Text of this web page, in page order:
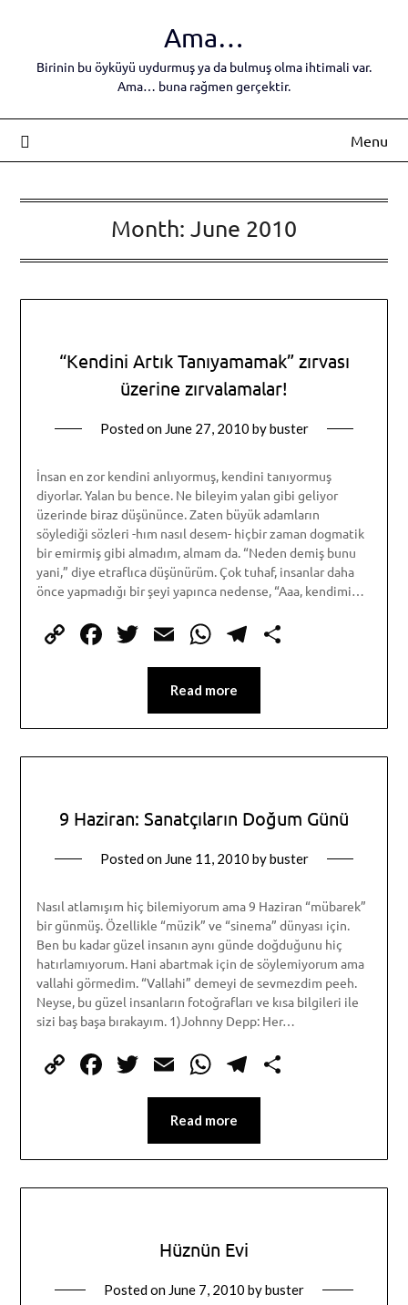
content
Ama…
Birinin bu öyküyü uydurmuş ya da bulmuş olma ihtimali var.
Ama… buna rağmen gerçektir.
Menu
Month: June 2010
“Kendini Artık Tanıyamamak” zırvası
üzerine zırvalamalar!
Posted on June 27, 2010 bybuster
İnsan en zor kendini anlıyormuş, kendini tanıyormuş
diyorlar. Yalan bu bence. Ne bileyim yalan gibi geliyor
üzerinde biraz düşününce. Zaten büyük adamların
söylediği sözleri -hım nasıl desem- hiçbir zaman dogmatik
bir emirmiş gibi almadım, almam da. “Neden demiş bunu
yani,” diye etraflıca düşünürüm. Çok tuhaf, insanlar daha
önce yapmadığı bir şeyi yapınca nedense, “Aaa, kendimi…
CopyFacebook
Twitter
EmailWhatsApp
Telegram
Read more
9 Haziran: Sanatçıların Doğum Günü
Posted on June 11, 2010 bybuster
Nasıl atlamışım hiç bilemiyorum ama 9 Haziran “mübarek”
bir günmüş. Özellikle “müzik” ve “sinema” dünyası için.
Ben bu kadar güzel insanın aynı günde doğduğunu hiç
hatırlamıyorum. Hani abartmak için de söylemiyorum ama
vallahi görmedim. “Vallahi” demeyi de sevmezdim peeh.
Neyse, bu güzel insanların fotoğrafları ve kısa bilgileri ile
sizi baş başa bırakayım. 1)Johnny Depp: Her…
CopyFacebook
Twitter
EmailWhatsApp
Telegram
Read more
Hüznün Evi
Posted on June 7, 2010 bybuster